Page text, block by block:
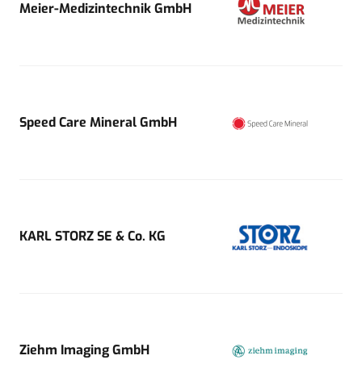
Meier-Medizintechnik GmbH
Speed Care Mineral GmbH
KARL STORZ SE & Co. KG
Ziehm Imaging GmbH